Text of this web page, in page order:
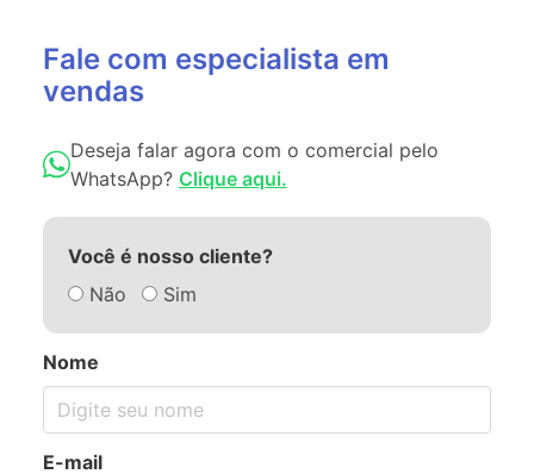
Fale com especialista em
vendas
Deseja falar agora com o comercial pelo
WhatsApp? Clique aqui.
Você é nosso cliente?
Não
Sim
Nome
E-mail